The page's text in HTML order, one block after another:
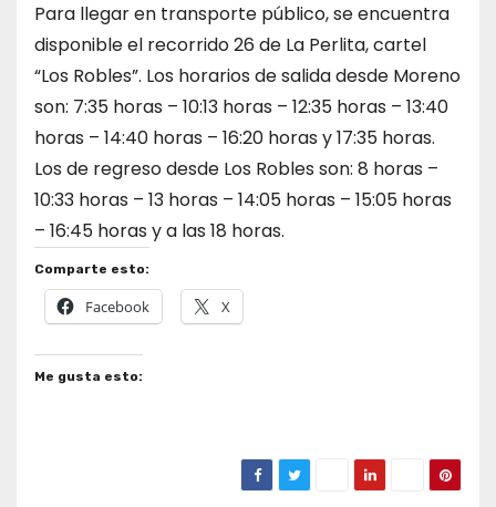
Para llegar en transporte público, se encuentra
disponible el recorrido 26 de La Perlita, cartel
“Los Robles”. Los horarios de salida desde Moreno
son: 7:35 horas – 10:13 horas – 12:35 horas – 13:40
horas – 14:40 horas – 16:20 horas y 17:35 horas.
Los de regreso desde Los Robles son: 8 horas –
10:33 horas – 13 horas – 14:05 horas – 15:05 horas
– 16:45 horas y a las 18 horas.
Comparte esto:
Facebook X
Me gusta esto: